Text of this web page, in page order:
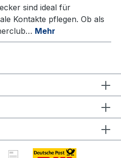
sind ideal für
Kontakte pflegen. Ob als
Mehr